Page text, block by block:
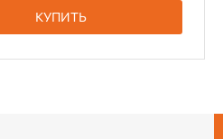
КУПИТЬ